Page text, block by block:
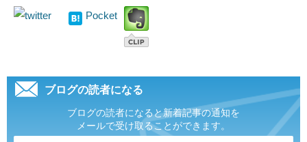
Pocket
ブログの読者になる
ブログの読者になると新着記事の通知を
メールで受け取ることができます。